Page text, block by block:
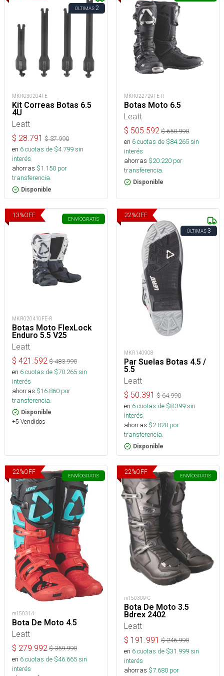
ÚLTIMAS2
MKR030204FE
Kit Correas Botas 6.5
4U
Leatt
$ 28.791 $37.990
en 6cuotas de $4.799sin
interés
ahorras $1.150 por
transferencia.
Disponible
MKR022729FE-R
Botas Moto 6.5
Leatt
$ 505.592 $650.990
en 6cuotas de $84.265sin
interés
ahorras $20.220 por
transferencia.
Disponible
13%OFF
ENVÍOGRATIS
MKR020410FE-R
Botas Moto FlexLock
Enduro 5.5 V25
Leatt
$ 421.592 $483.990
en 6cuotas de $70.265sin
interés
ahorras $16.860 por
transferencia.
Disponible
+5 Vendidos
22%OFF
ÚLTIMAS3
MKR140908
Par Suelas Botas 4.5 /
5.5
Leatt
$ 50.391 $64.990
en 6cuotas de $8.399sin
interés
ahorras $2.020 por
transferencia.
Disponible
22%OFF
ENVÍOGRATIS
m150314
Bota De Moto 4.5
Leatt
$ 279.992 $359.990
en 6cuotas de $46.665sin
interés
22%OFF
ENVÍOGRATIS
m150309-C
Bota De Moto 3.5
Bdrex 2402
Leatt
$ 191.991 $246.990
en 6cuotas de $31.999sin
interés
ahorras $7.680 por